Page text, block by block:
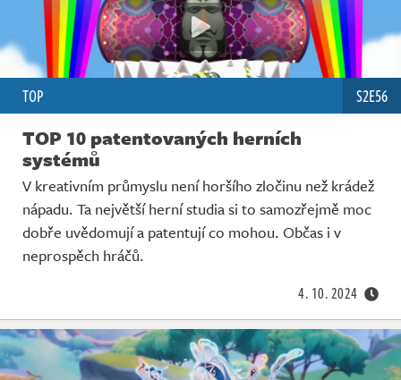
TOP S2E56
TOP 10 patentovaných herních
systémů
V kreativním průmyslu není horšího zločinu než krádež
nápadu. Ta největší herní studia si to samozřejmě moc
dobře uvědomují a patentují co mohou. Občas i v
neprospěch hráčů.
4. 10. 2024